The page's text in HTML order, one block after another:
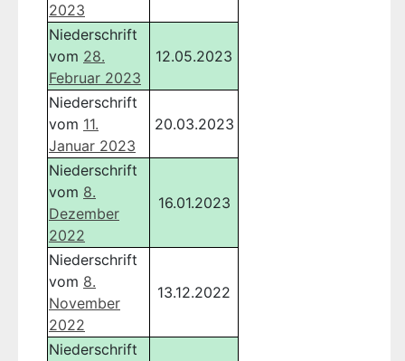
2023
Niederschrift
vom 28.
Februar 2023
12.05.2023
Niederschrift
vom 11.
Januar 2023
20.03.2023
Niederschrift
vom 8.
Dezember
2022
16.01.2023
Niederschrift
vom 8.
November
2022
13.12.2022
Niederschrift